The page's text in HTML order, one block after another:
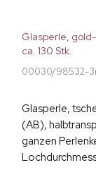
Glasperle,
ca. 130 Stk.
00030/98532-
Glasperle,
(AB),
ganzen